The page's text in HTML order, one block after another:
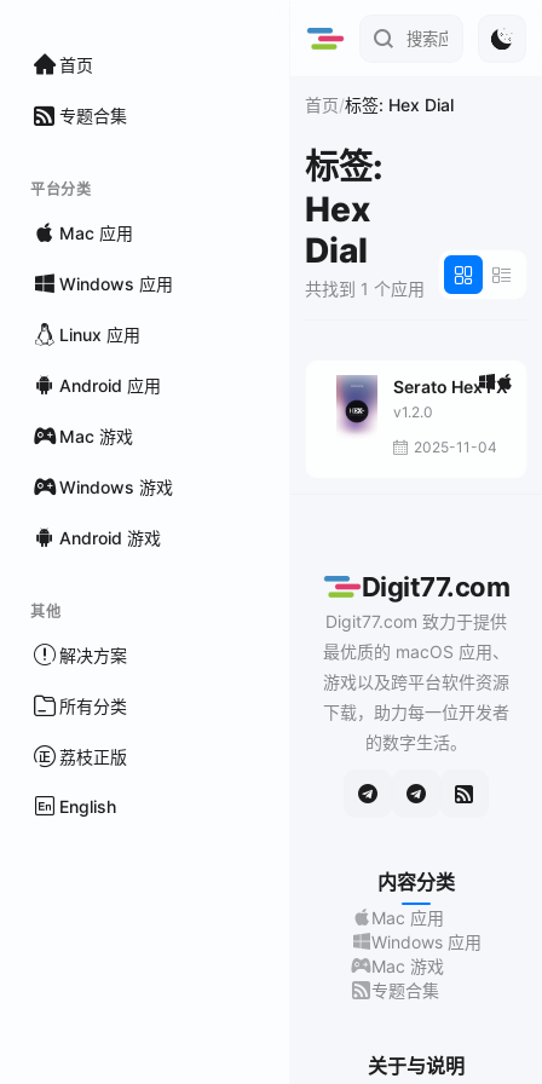
首页
专题合集
平台分类
Mac 应用
Windows 应用
Linux 应用
Android 应用
Mac 游戏
Windows 游戏
Android 游戏
其他
解决方案
所有分类
荔枝正版
English
首页/标签: Hex Dial
标签:
Hex
Dial
共找到 1 个应用
Serato Hex FX
v1.2.0
2025-11-04
Digit77.com
Digit77.com 致力于提供
最优质的 macOS 应用、
游戏以及跨平台软件资源
下载，助力每一位开发者
的数字生活。
内容分类
Mac 应用
Windows 应用
Mac 游戏
专题合集
关于与说明